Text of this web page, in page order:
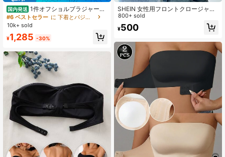
国内発送 1件オフショルブラジャー、
小胸用アップチューブトップ、 オフ
ショルインナー 、脇高 谷間メイク下
ー
#6 ベストセラー
に 下着とパジャマ
10k+ sold
¥1,285 -30%
SHEIN 女性用フロントクロージャー
パッド入りプッシュアップブラ、バ
ックレス&ストラップレス
800+ sold
¥500